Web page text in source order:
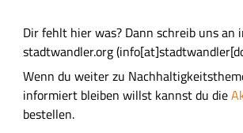
l
t
f
e
l
Dir fehlt hier was? Dann schreib uns an
stadtwandler.org
Wenn du weiter zu
informiert bleiben willst kannst du die
bestellen.